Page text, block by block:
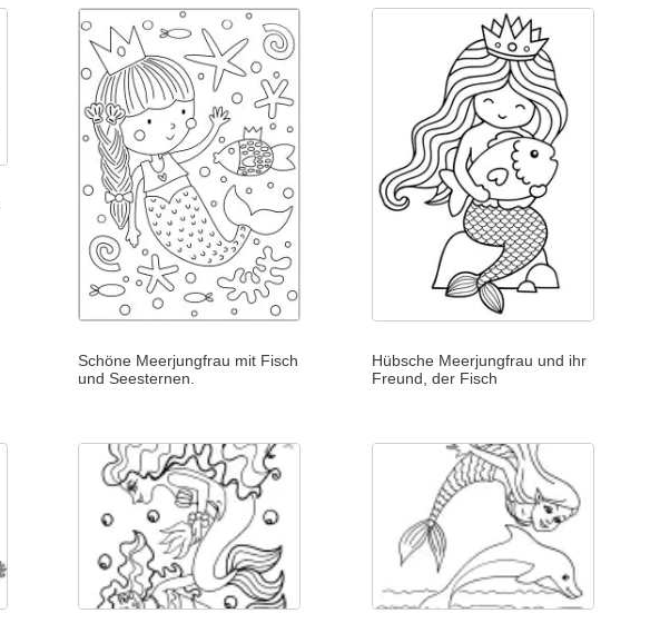
Schöne Meerjungfrau mit Fisch
und Seesternen.
Hübsche Meerjungfrau und ihr
Freund, der Fisch